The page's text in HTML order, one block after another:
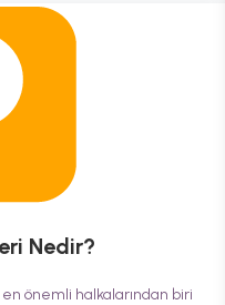
Nedir?
önemli halkalarından biri